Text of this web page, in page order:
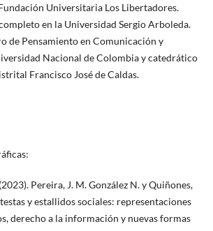
Universitaria Los Libertadores.
en la Universidad Sergio Arboleda.
de Pensamiento en Comunicación y
Nacional de Colombia y catedrático
Francisco José de Caldas.
Pereira, J. M. González N. y Quiñones,
y estallidos sociales: representaciones
derecho a la información y nuevas formas